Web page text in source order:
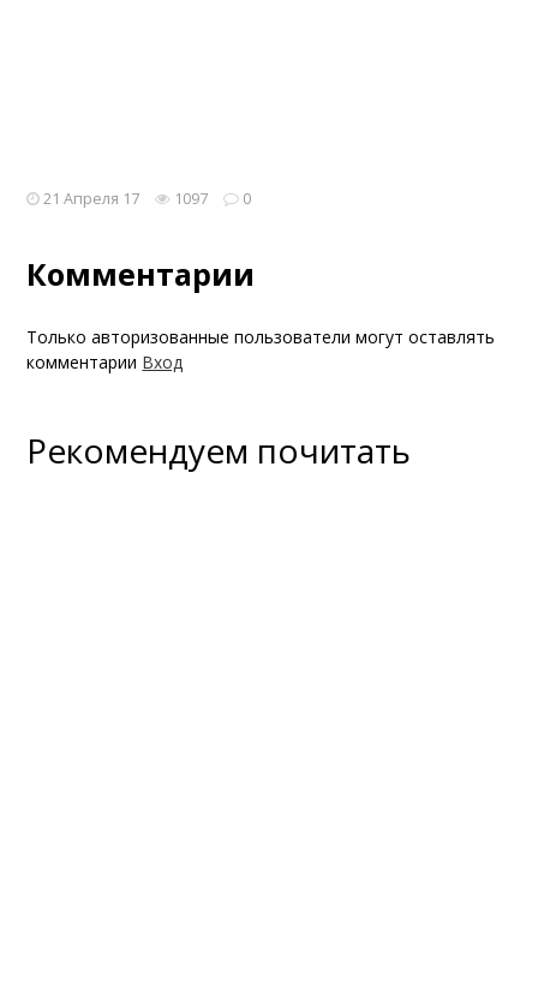
21 Апреля 17 1097 0
Комментарии
Только авторизованные пользователи могут оставлять
комментарии Вход
Рекомендуем почитать